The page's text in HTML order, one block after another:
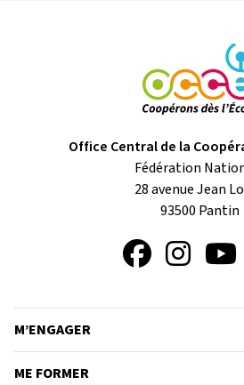
Office Central de la
Fédération
28 avenue Jean
93500 Pantin
FacebookInstagram
M’ENGAGER
ME FORMER